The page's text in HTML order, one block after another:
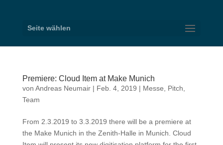
Seite wählen
Premiere: Cloud Item at Make Munich
von Andreas Neumair| Feb. 4, 2019 | Messe Pitch
Team
From 2.3.2019 to 3.3.2019 there will be a premiere at
the Make Munich in the Zenith-Halle in Munich. Cloud